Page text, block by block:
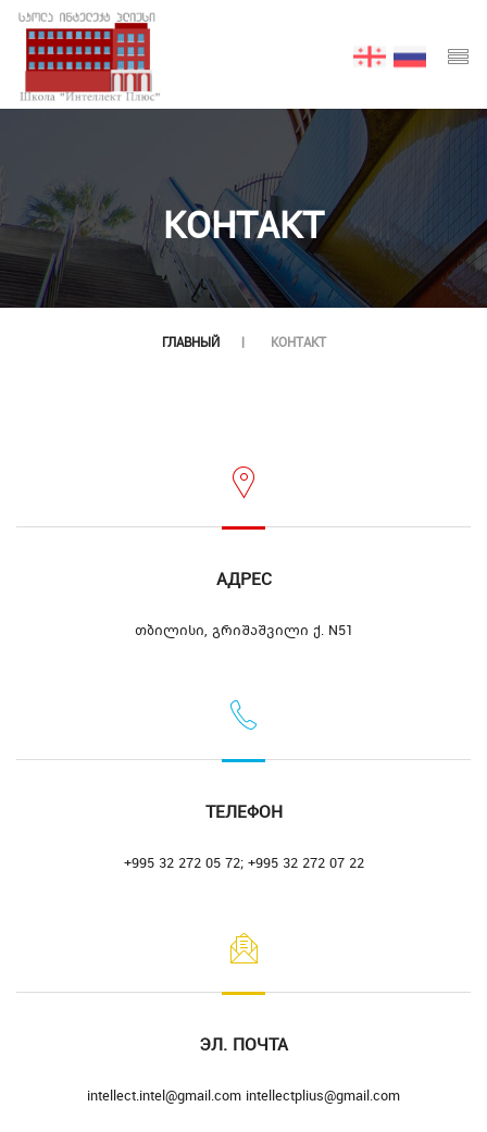
КОНТАКТ
ГЛАВНЫЙ КОНТАКТ
АДРЕС
თბილისი, გრიშაშვილი ქ. N51
ТЕЛЕФОН
+995 32 272 05 72; +995 32 272 07 22
ЭЛ. ПОЧТА
intellect.intel@gmail.com intellectplius@gmail.com